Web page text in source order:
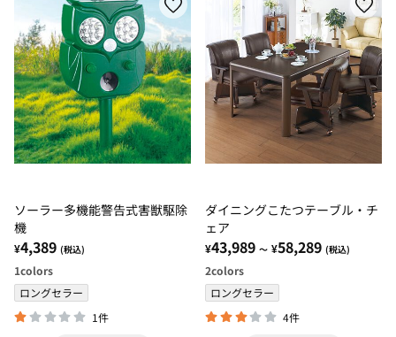
ソーラー多機能警告式害獣駆除
機
¥4,389 (税込)
1colors
ロングセラー
1件
ダイニングこたつテーブル・チ
ェア
¥43,989 ～ ¥58,289 (税込)
2colors
ロングセラー
4件